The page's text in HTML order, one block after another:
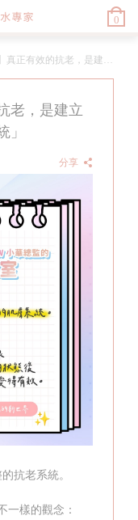
0
抗老，是建立一套能長期維持的「肌膚系統」
老，是建立
」
分享
抗老系統。
一樣的觀念：